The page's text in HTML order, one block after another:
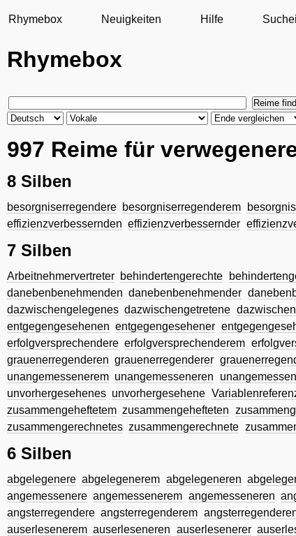
Rhymebox Neuigkeiten Hilfe
Rhymebox
997 Reime für
8 Silben
besorgniserregendere besorgniserregenderem
effizienzverbessernden effizienzverbessernder
7 Silben
Arbeitnehmervertreter behindertengerechte
danebenbenehmenden danebenbenehmender
dazwischengelegenes dazwischengetretene
entgegengesehenen entgegengesehener
erfolgversprechendere erfolgversprechenderem
grauenerregenderen grauenerregenderer
unangemessenerem unangemesseneren
unvorhergesehenes unvorhergesehene
zusammengeheftetem zusammengehefteten
zusammengerechnetes zusammengerechnete
6 Silben
abgelegenere abgelegenerem abgelegeneren
angemessenere angemessenerem angemesseneren
angsterregendere angsterregenderem
auserlesenerem auserleseneren auserlesenerer